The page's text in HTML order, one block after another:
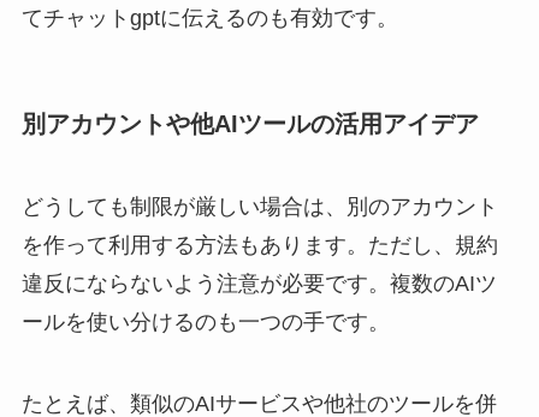
てチャットgptに伝えるのも有効です。
別アカウントや他AIツールの活用アイデア
どうしても制限が厳しい場合は、別のアカウント
を作って利用する方法もあります。ただし、規約
違反にならないよう注意が必要です。複数のAIツ
ールを使い分けるのも一つの手です。
たとえば、類似のAIサービスや他社のツールを併